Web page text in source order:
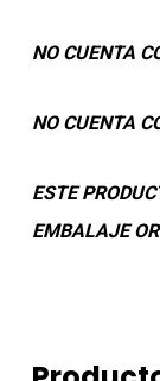
NO CUENTA
NO CUENTA
ESTE
EMBALAJE